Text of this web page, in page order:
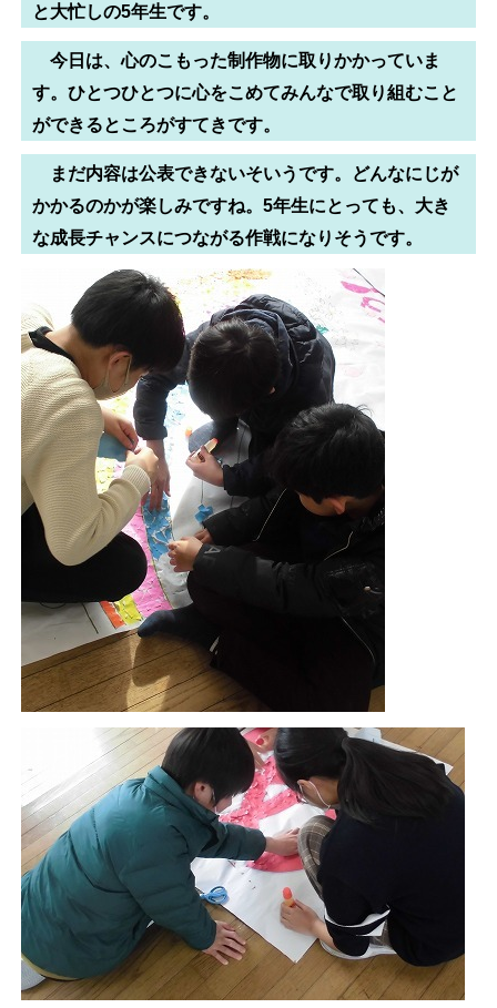
と大忙しの5年生です。
今日は、心のこもった制作物に取りかかっていま
す。ひとつひとつに心をこめてみんなで取り組むこと
ができるところがすてきです。
まだ内容は公表できないそいうです。どんなにじが
かかるのかが楽しみですね。5年生にとっても、大き
な成長チャンスにつながる作戦になりそうです。